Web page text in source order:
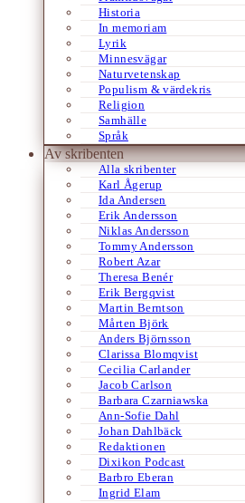
Historia
In memoriam
Lyrik
Minnesvägar
Naturvetenskap
Populism & värdekris
Religion
Samhälle
Språk
Av skribenten
Alla skribenter
Karl Ågerup
Ida Andersen
Erik Andersson
Niklas Andersson
Tommy Andersson
Robert Azar
Theresa Benér
Erik Bergqvist
Martin Berntson
Mårten Björk
Anders Björnsson
Clarissa Blomqvist
Cecilia Carlander
Jacob Carlson
Barbara Czarniawska
Ann-Sofie Dahl
Johan Dahlbäck
Redaktionen
Dixikon Podcast
Barbro Eberan
Ingrid Elam